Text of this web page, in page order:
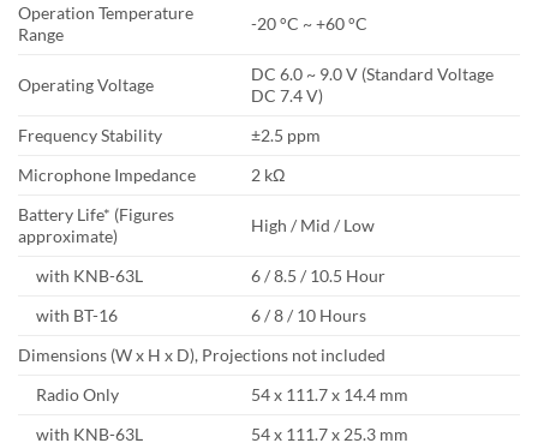
Operation Temperature
Range
-20 °C ~ +60 °C
Operating Voltage
DC 6.0 ~ 9.0 V (Standard Voltage
DC 7.4 V)
Frequency Stability
±2.5 ppm
Microphone Impedance
2 kΩ
Battery Life* (Figures
approximate)
High / Mid / Low
with KNB-63L
6 / 8.5 / 10.5 Hour
with BT-16
6 / 8 / 10 Hours
Dimensions (W x H x D), Projections not included
Radio Only
54 x 111.7 x 14.4 mm
with KNB-63L
54 x 111.7 x 25.3 mm